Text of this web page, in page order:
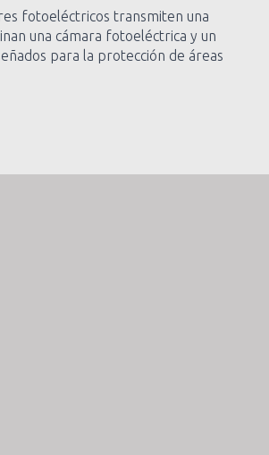
fotoeléctricos transmiten una
una cámara fotoeléctrica y un
para la protección de áreas